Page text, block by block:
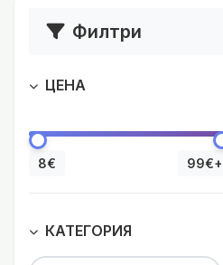
Филтри
ЦЕНА
8€ 99€+
КАТЕГОРИЯ